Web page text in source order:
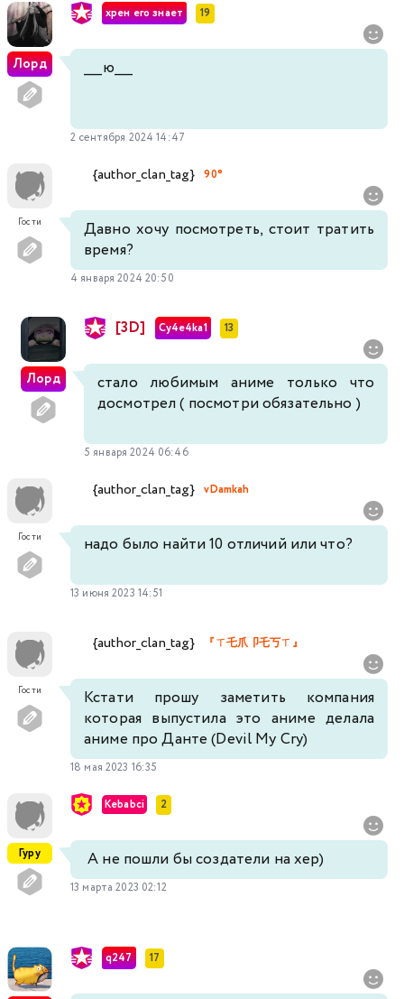
Лорд
хрен его знает 19
____ю____
2 сентября 2024 14:47
Гости
{author_clan_tag} 90°
Давно хочу посмотреть, стоит тратить
время?
4 января 2024 20:50
Лорд
[3D] Cy4e4ka1 13
стало любимым аниме только что
досмотрел ( посмотри обязательно )
5 января 2024 06:46
Гости
{author_clan_tag} vDamkah
надо было найти 10 отличий или что?
13 июня 2023 14:51
Гости
{author_clan_tag} 『ㄒ乇爪卩乇丂ㄒ』
Кстати прошу заметить компания
которая выпустила это аниме делала
аниме про Данте (Devil My Cry)
18 мая 2023 16:35
Гуру
Kebabci 2
А не пошли бы создатели на хер)
13 марта 2023 02:12
q247 17